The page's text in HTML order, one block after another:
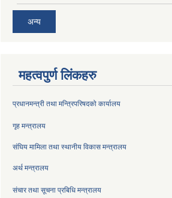
अन्य
महत्वपुर्ण लिंकहरु
प्रधानमन्त्री तथा मन्त्रिपरिषदको कार्यालय
गृह मन्त्रालय
संघिय मामिला तथा स्थानीय विकास मन्त्रालय
अर्थ मन्त्रालय
संचार तथा सूचना प्रबिधि मन्त्रालय